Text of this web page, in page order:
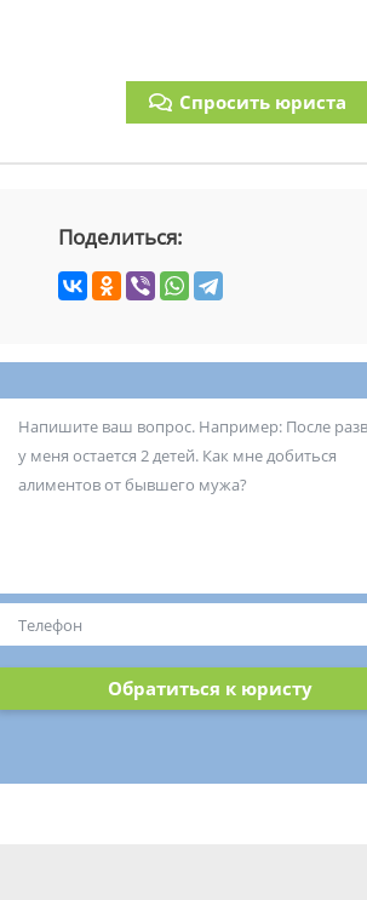
Спросить юриста
Поделиться:
Обратиться к юристу